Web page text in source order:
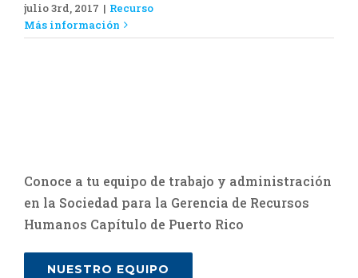
julio 3rd, 2017 | Recurso
Más información
Conoce a tu equipo de trabajo y administración
en la Sociedad para la Gerencia de Recursos
Humanos Capítulo de Puerto Rico
NUESTRO EQUIPO